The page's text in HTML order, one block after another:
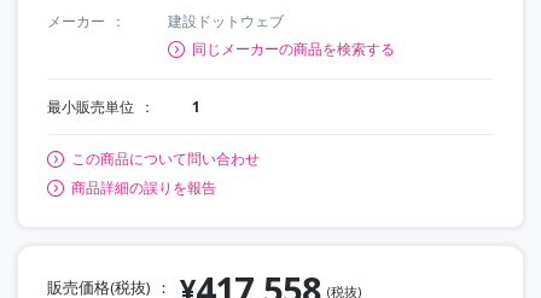
メーカー
建設ドットウェブ
同じメーカーの商品を検索する
最小販売単位 1
この商品について問い合わせ
商品詳細の誤りを報告
販売価格(税抜) ¥ (税抜)